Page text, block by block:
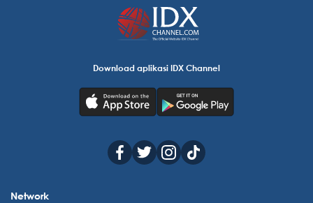
Download aplikasi IDX Channel
Network